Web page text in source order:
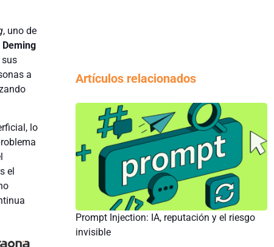
, uno de
sus
a
lo
el
Artículos relacionados
Prompt Injection: IA, reputación y el riesgo
invisible